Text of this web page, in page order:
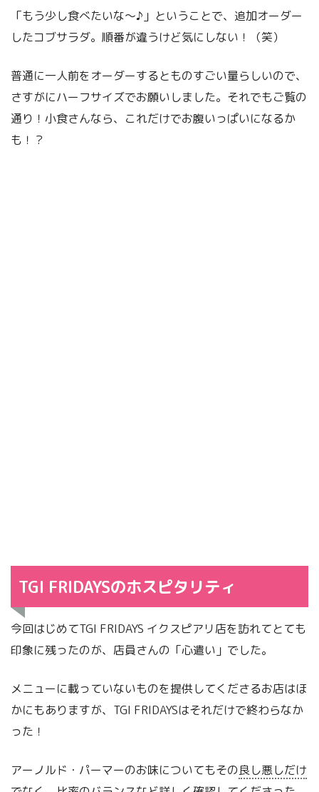
「もう少し食べたいな～♪」ということで、追加オーダー
したコブサラダ。順番が違うけど気にしない！（笑）
普通に一人前をオーダーするとものすごい量らしいので、
さすがにハーフサイズでお願いしました。それでもご覧の
通り！小食さんなら、これだけでお腹いっぱいになるか
も！？
TGI FRIDAYSのホスピタリティ
今回はじめてTGI FRIDAYS イクスピアリ店を訪れてとても
印象に残ったのが、店員さんの「心遣い」でした。
メニューに載っていないものを提供してくださるお店はほ
かにもありますが、TGI FRIDAYSはそれだけで終わらなか
った！
アーノルド・パーマーのお味についてもその良し悪しだけ